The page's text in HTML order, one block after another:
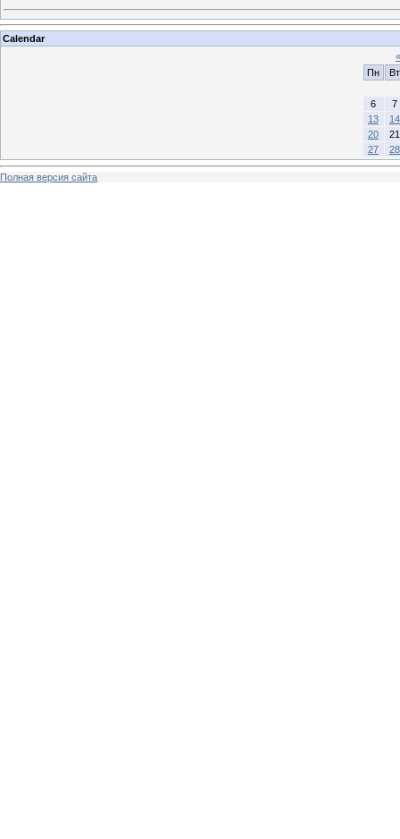
Calendar
«
Пн
Вт
6
7
13
14
20
21
27
28
Полная версия сайта